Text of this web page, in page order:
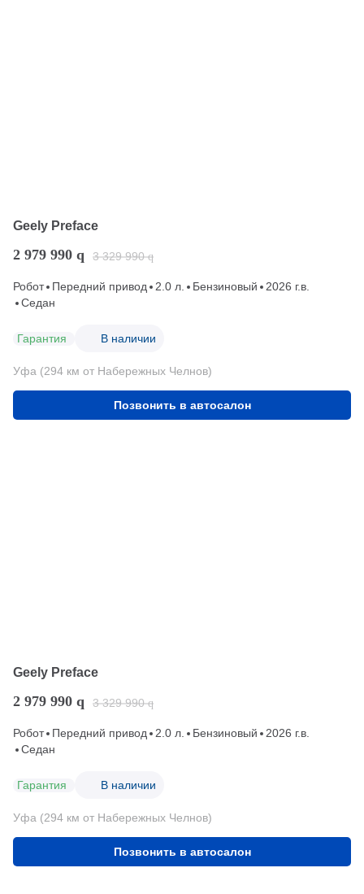
Geely Preface
2 979 990 q 3 329 990 q
Робот Передний привод 2.0 л. Бензиновый
2026 г.в.
Седан
Гарантия В наличии
Уфа (294 км от Набережных Челнов)
Позвонить в автосалон
Geely Preface
2 979 990 q 3 329 990 q
Робот Передний привод 2.0 л. Бензиновый
2026 г.в.
Седан
Гарантия В наличии
Уфа (294 км от Набережных Челнов)
Позвонить в автосалон